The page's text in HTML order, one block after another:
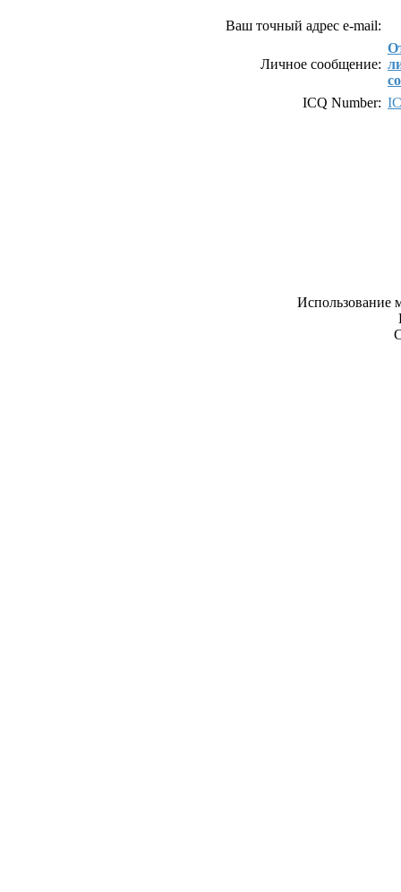
Ваш точный адрес e-mail:
Личное сообщение:
ICQ Number:
Использование